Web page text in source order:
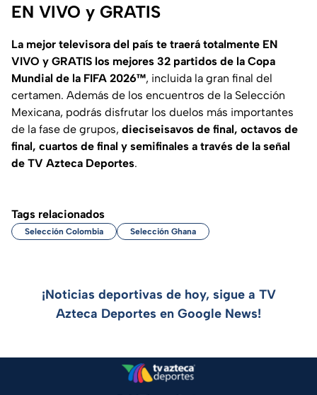
EN VIVO y GRATIS
La mejor televisora del país te traerá totalmente EN
VIVO y GRATIS los mejores 32 partidos de la Copa
Mundial de la FIFA 2026™, incluida la gran final del
certamen. Además de los encuentros de la Selección
Mexicana, podrás disfrutar los duelos más importantes
de la fase de grupos, dieciseisavos de final, octavos de
final, cuartos de final y semifinales a través de la señal
de TV Azteca Deportes.
Tags relacionados
Selección Colombia Selección Ghana
¡Noticias deportivas de hoy, sigue a TV
Azteca Deportes en Google News!